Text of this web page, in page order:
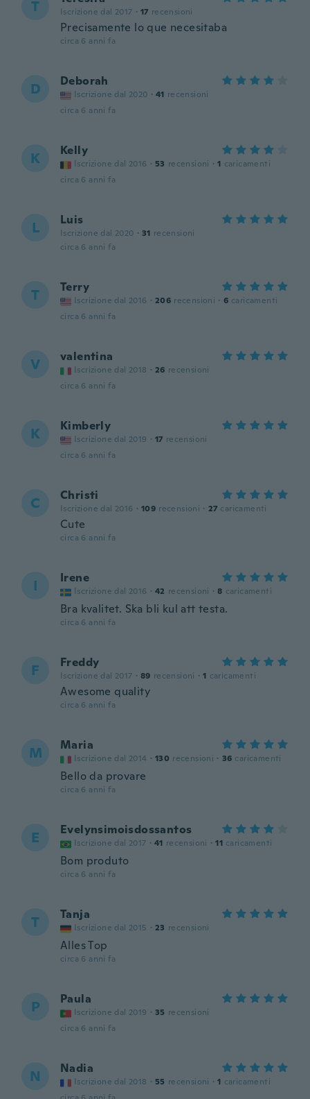
T Iscrizione dal 2017 · 17 recensioni
Precisamente lo que necesitaba
circa 6 anni fa
D Deborah
Iscrizione dal 2020 · 41 recensioni
circa 6 anni fa
K Kelly
Iscrizione dal 2016 · 53 recensioni · 1 caricamenti
circa 6 anni fa
L Luis
Iscrizione dal 2020 · 31 recensioni
circa 6 anni fa
T Terry
Iscrizione dal 2016 · 206 recensioni · 6 caricamenti
circa 6 anni fa
V valentina
Iscrizione dal 2018 · 26 recensioni
circa 6 anni fa
K Kimberly
Iscrizione dal 2019 · 17 recensioni
circa 6 anni fa
C Christi
Iscrizione dal 2016 · 109 recensioni · 27 caricamenti
Cute
circa 6 anni fa
I Irene
Iscrizione dal 2016 · 42 recensioni · 8 caricamenti
Bra kvalitet. Ska bli kul att testa.
circa 6 anni fa
F Freddy
Iscrizione dal 2017 · 89 recensioni · 1 caricamenti
Awesome quality
circa 6 anni fa
M Maria
Iscrizione dal 2014 · 130 recensioni · 36 caricamenti
Bello da provare
circa 6 anni fa
E Evelynsimoisdossantos
Iscrizione dal 2017 · 41 recensioni · 11 caricamenti
Bom produto
circa 6 anni fa
T Tanja
Iscrizione dal 2015 · 23 recensioni
Alles Top
circa 6 anni fa
P Paula
Iscrizione dal 2019 · 35 recensioni
circa 6 anni fa
N Nadia
Iscrizione dal 2018 · 55 recensioni · 1 caricamenti